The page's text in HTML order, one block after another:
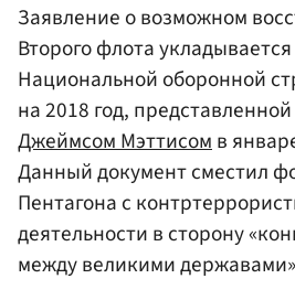
Заявление о возможном
Второго флота
Национальной оборонной
на 2018 год,
Джеймсом Мэттисомв
Данный документ сместил
Пентагона с
деятельности в сторону
между великими